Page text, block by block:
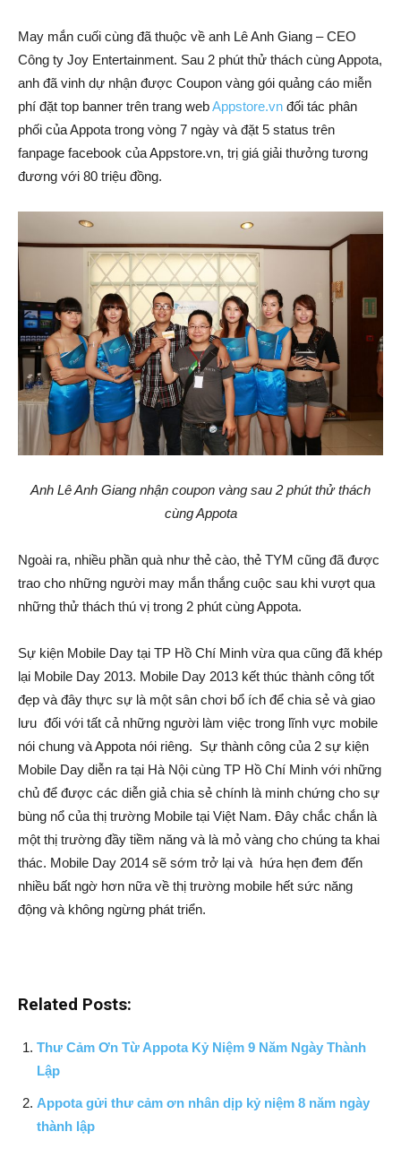
May mắn cuối cùng đã thuộc về anh Lê Anh Giang – CEO
Công ty Joy Entertainment. Sau 2 phút thử thách cùng Appota,
anh đã vinh dự nhận được Coupon vàng gói quảng cáo miễn
phí đặt top banner trên trang webAppstore.vn đối tác phân
phối của Appota trong vòng 7 ngày và đặt 5 status trên
fanpage facebook của Appstore.vn, trị giá giải thưởng tương
đương với 80 triệu đồng.
Anh Lê Anh Giang nhận coupon vàng sau 2 phút thử thách
cùng Appota
Ngoài ra, nhiều phần quà như thẻ cào, thẻ TYM cũng đã được
trao cho những người may mắn thắng cuộc sau khi vượt qua
những thử thách thú vị trong 2 phút cùng Appota.
Sự kiện Mobile Day tại TP Hồ Chí Minh vừa qua cũng đã khép
lại Mobile Day 2013. Mobile Day 2013 kết thúc thành công tốt
đẹp và đây thực sự là một sân chơi bổ ích để chia sẻ và giao
lưu đối với tất cả những người làm việc trong lĩnh vực mobile
nói chung và Appota nói riêng. Sự thành công của 2 sự kiện
Mobile Day diễn ra tại Hà Nội cùng TP Hồ Chí Minh với những
chủ để được các diễn giả chia sẻ chính là minh chứng cho sự
bùng nổ của thị trường Mobile tại Việt Nam. Đây chắc chắn là
một thị trường đầy tiềm năng và là mỏ vàng cho chúng ta khai
thác. Mobile Day 2014 sẽ sớm trở lại và hứa hẹn đem đến
nhiều bất ngờ hơn nữa về thị trường mobile hết sức năng
động và không ngừng phát triển.
Related Posts:
Thư Cảm Ơn Từ Appota Kỷ Niệm 9 Năm Ngày Thành
Lập
Appota gửi thư cảm ơn nhân dịp kỷ niệm 8 năm ngày
thành lập